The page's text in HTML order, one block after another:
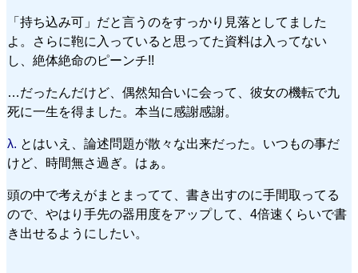
「持ち込み可」だと言うのをすっかり見落としてました
よ。さらに鞄に入っていると思ってた資料は入ってない
し、絶体絶命のピーンチ!!
…だったんだけど、偶然知合いに会って、彼女の機転で九
死に一生を得ました。本当に感謝感謝。
λ. とはいえ、論述問題が散々な出来だった。いつもの事だ
けど、時間無さ過ぎ。はぁ。
頭の中で考えがまとまってて、書き出すのに手間取ってる
ので、やはり手先の器用度をアップして、4倍速くらいで書
き出せるようにしたい。